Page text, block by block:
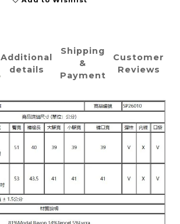
Additional
details
Shipping
&
Payment
Customer
Reviews